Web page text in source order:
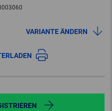
VARIANTE ÄNDERN